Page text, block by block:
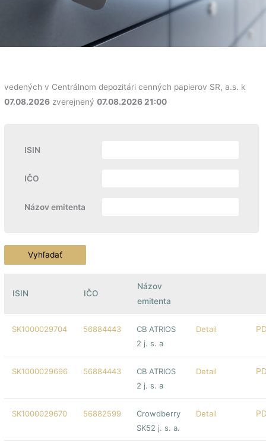
vedených v Centrálnom depozitári cenných papierov SR, a.s. k
07.08.2026 zverejnený07.08.2026 21:00
ISIN
IČO
Názov emitenta
ISIN IČO
Názov
emitenta
SK1000029704 56884443
CB ATRIOS
2 j. s. a
Detail
SK1000029696 56884443
CB ATRIOS
2 j. s. a
Detail
SK1000029670 56882599
Crowdberry
SK52 j. s. a.
Detail